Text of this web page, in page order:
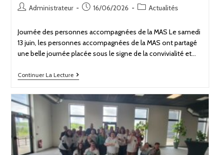
Administrateur 16/06/2026 Actualités
Journée des personnes accompagnées de la MAS Le samedi
13 juin, les personnes accompagnées de la MAS ont partagé
une belle journée placée sous le signe de la convivialité et…
Continuer La Lecture